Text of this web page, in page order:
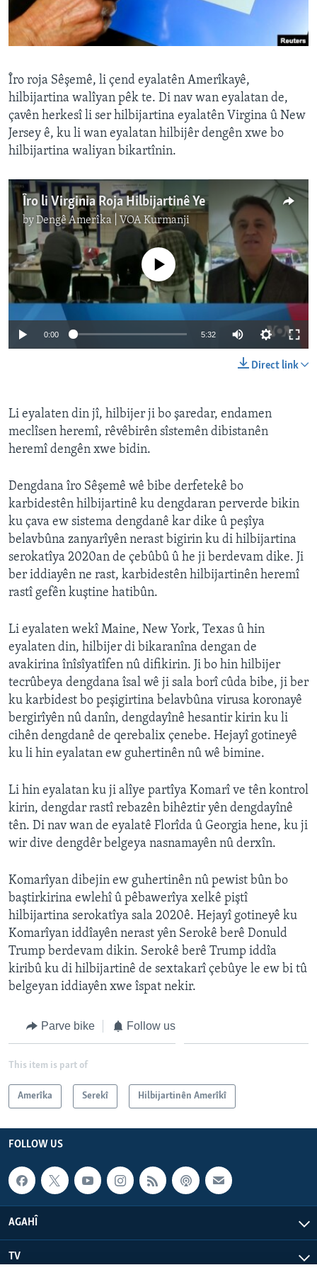
ÇAND Û HUNER
SERNIVÎS
Learning English
FOLLOW US
Zimanên Din
Îro roja Sêşemê, li çend eyalatên Amerîkayê,
hilbijartina walîyan pêk te. Di nav wan eyalatan de,
çavên herkesî li ser hilbijartina eyalatên Virgina û New
Jersey ê, ku li wan eyalatan hilbijêr dengên xwe bo
hilbijartina waliyan bikartînin.
Îro li Virginia Roja Hilbijartinê Ye
byDengê Amerîka | VOA Kurmanji
No media source currently available
0:00 5:32
Direct link
Li eyalaten din jî, hilbijer ji bo şaredar, endamen
meclîsen heremî, rêvêbirên sîstemên dibistanên
heremî dengên xwe bidin.
Dengdana îro Sêşemê wê bibe derfetekê bo
karbidestên hilbijartinê ku dengdaran perverde bikin
ku çava ew sistema dengdanê kar dike û peşîya
belavbûna zanyarîyên nerast bigirin ku di hilbijartina
serokatîya 2020an de çebûbû û he ji berdevam dike. Ji
ber iddiayên ne rast, karbidestên hilbijartinên heremî
rastî gefên kuştine hatibûn.
Li eyalaten wekî Maine, New York, Texas û hin
eyalaten din, hilbijer di bikaranîna dengan de
avakirina înîsîyatîfen nû difikirin. Ji bo hin hilbijer
tecrûbeya dengdana îsal wê ji sala borî cûda bibe, ji ber
ku karbidest bo peşigirtina belavbûna virusa koronayê
bergirîyên nû danîn, dengdayînê hesantir kirin ku li
cihên dengdanê de qerebalix çenebe. Hejayî gotineyê
ku li hin eyalatan ew guhertinên nû wê bimine.
Li hin eyalatan ku ji alîye partîya Komarî ve tên kontrol
kirin, dengdar rastî rebazên bihêztir yên dengdayînê
tên. Di nav wan de eyalatê Florîda û Georgia hene, ku ji
wir dive dengdêr belgeya nasnamayên nû derxîn.
Komarîyan dibejin ew guhertinên nû pewist bûn bo
baştirkirina ewlehî û pêbawerîya xelkê piştî
hilbijartina serokatîya sala 2020ê. Hejayî gotineyê ku
Komarîyan iddîayên nerast yên Serokê berê Donuld
Trump berdevam dikin. Serokê berê Trump iddîa
kiribû ku di hilbijartinê de sextakarî çebûye le ew bi tû
belgeyan iddiayên xwe îspat nekir.
Parve bike Follow us
This item is part of
Amerîka Serekî Hilbijartinên Amerîkî
FOLLOW US
AGAHÎ
TV